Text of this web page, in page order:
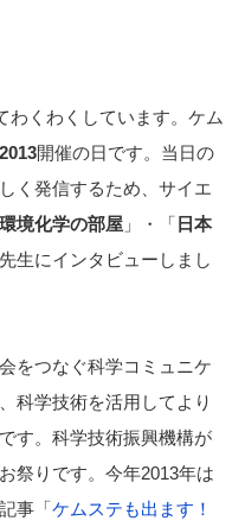
わくわくしています。ケム
開催の日です。当日の
く発信するため、サイエ
境化学の部屋 」・「 日本
先生にインタビューしまし
をつなぐ科学コミュニケ
科学技術を活用してより
す。科学技術振興機構が
祭りです。今年2013年は
事「ケムステも出ます！